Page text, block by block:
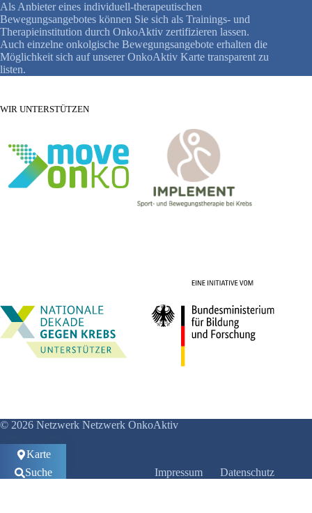
Als Anbieter eines individuell-therapeutischen
Bewegungsangebotes können Sie sich als Trainings- und
Therapieinstitution durch OnkoAktiv zertifizieren lassen.
Auch einzelne onkolgische Bewegungsangebote erhalten die
Möglichkeit sich auf unserer OnkoAktiv Karte transparent zu
listen.
WIR UNTERSTÜTZEN
© 2026 Netzwerk Netzwerk OnkoAktiv
Impressum Datenschutz
Karte
Suche